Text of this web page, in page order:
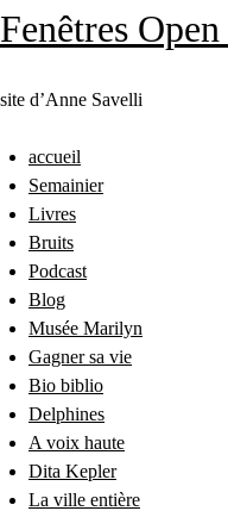
Fenêtres Open
site d’Anne Savelli
accueil
Semainier
Livres
Bruits
Podcast
Blog
Musée Marilyn
Gagner sa vie
Bio biblio
Delphines
A voix haute
Dita Kepler
La ville entière